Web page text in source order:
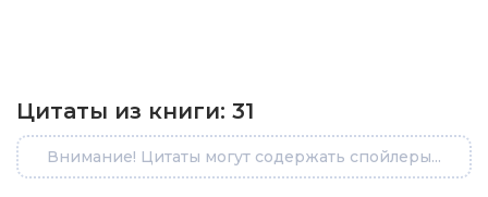
Цитаты из книги: 31
Внимание! Цитаты могут содержать спойлеры...